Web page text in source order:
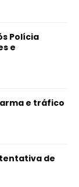
Polícia
e
e tráfico
de